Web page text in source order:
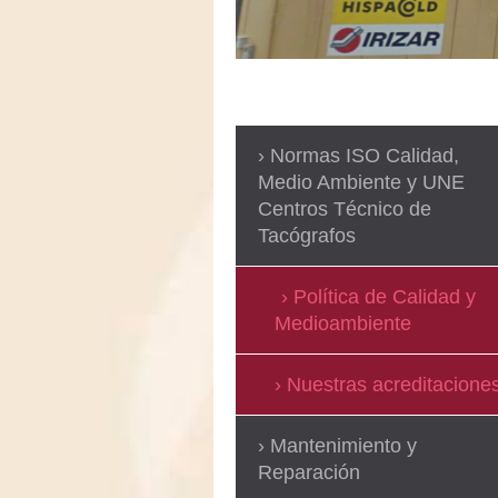
Normas ISO Calidad,
Medio Ambiente y UNE
Centros Técnico de
Tacógrafos
Política de Calidad y
Medioambiente
Nuestras
Mantenimiento y
Reparación